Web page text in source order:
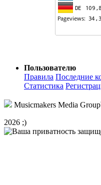
Пользователю
Правила Последние
Статистика
Musicmakers Media Group
2026 ;)